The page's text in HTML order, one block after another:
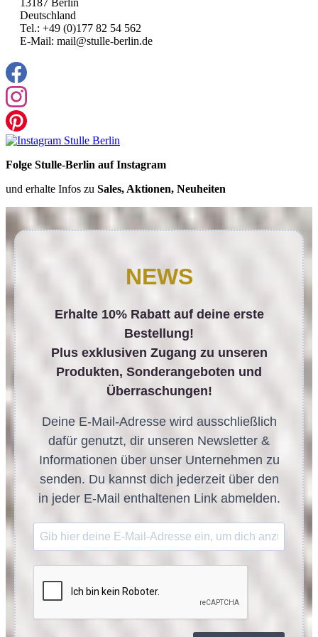
Deutschland
Tel.: +49 (0)177 82 54 562
E-Mail: mail@stulle-berlin.de
Folge Stulle-Berlin auf Instagram
und erhalte Infos zu Sales, Aktionen, Neuheiten
NEWS
Erhalte 10% Rabatt auf deine erste
Bestellung!
Plus exklusiven Zugang zu unseren
Produkten, Sonderangeboten und
Überraschungen!
Deine E-Mail-Adresse wird ausschließlich
dafür genutzt, dir unseren Newsletter &
Informationen über unser Unternehmen zu
senden. Du kannst dich jederzeit über den
in jeder E-Mail enthaltenen Link abmelden.